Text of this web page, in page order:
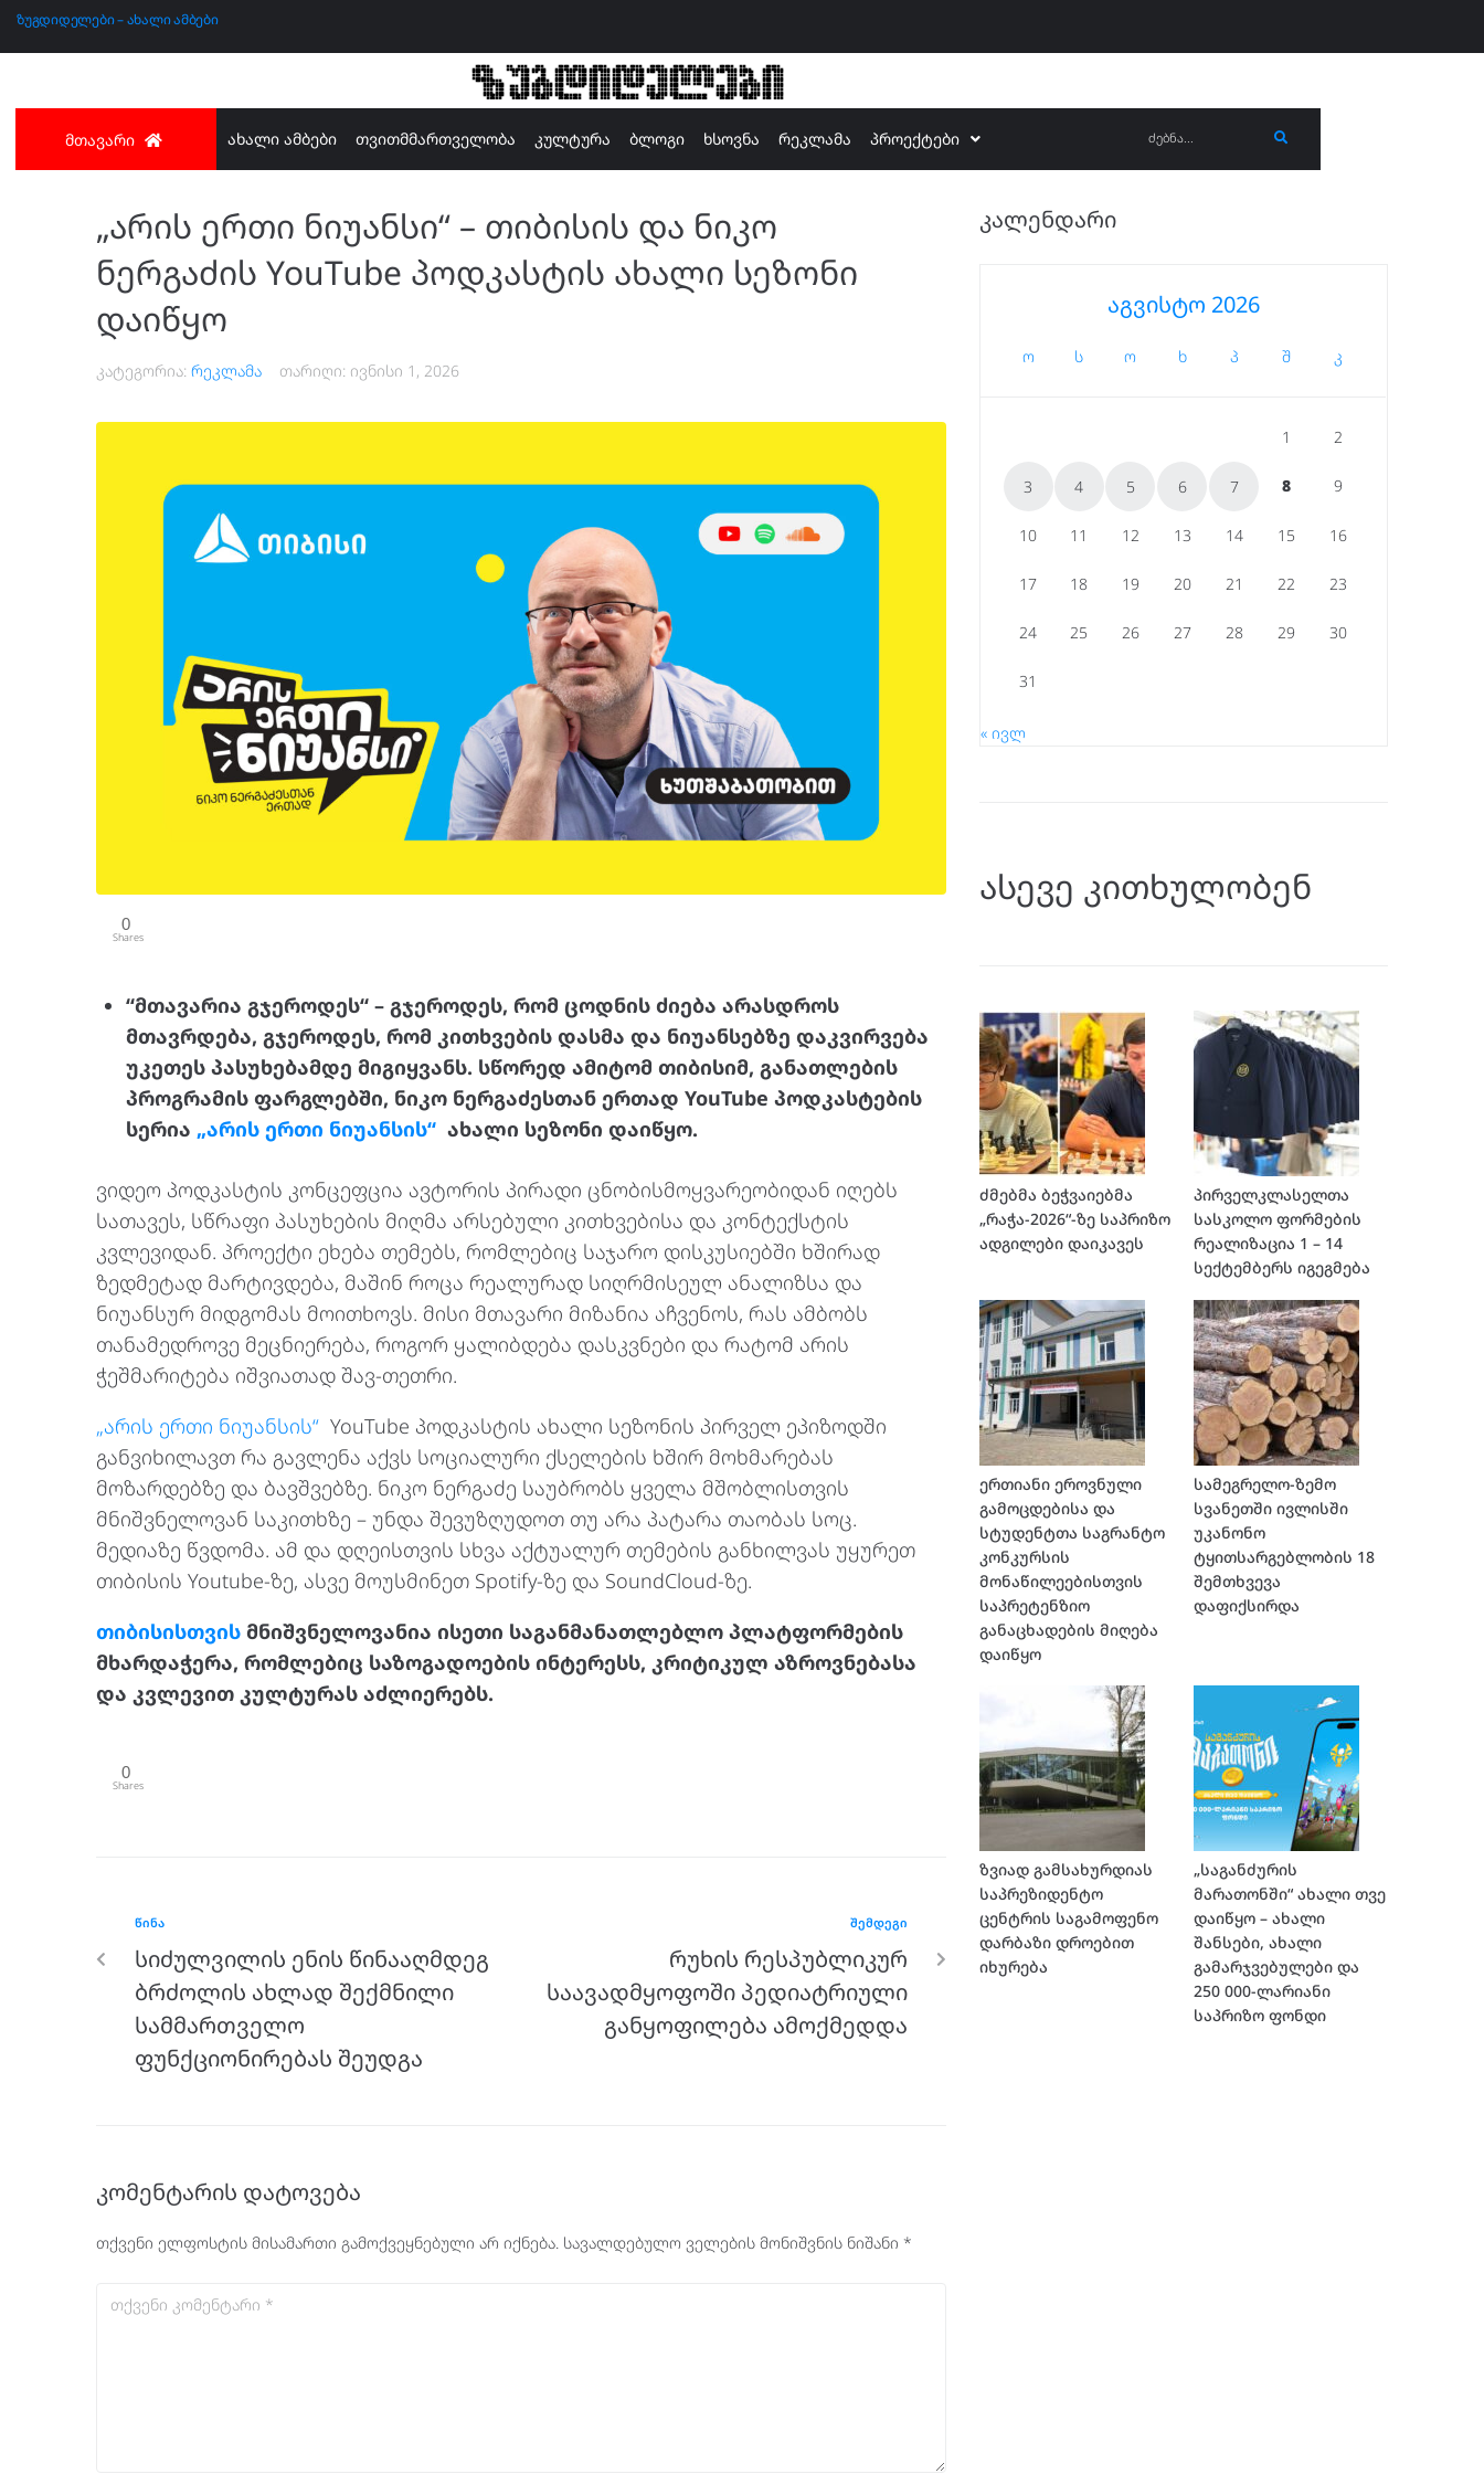
ზუგდიდელები – ახალი ამბები
ზუგდიდელები
მთავარი ახალი ამბები თვითმმართველობა კულტურა ბლოგი ხსოვნა რეკლამა პროექტები
„არის ერთი ნიუანსი“ – თიბისის და ნიკო
ნერგაძის YouTube პოდკასტის ახალი სეზონი
დაიწყო
კატეგორია: რეკლამა თარიღი: ივნისი 1, 2026
0
Shares
“მთავარია გჯეროდეს“ – გჯეროდეს, რომ ცოდნის ძიება არასდროს
მთავრდება, გჯეროდეს, რომ კითხვების დასმა და ნიუანსებზე დაკვირვება
უკეთეს პასუხებამდე მიგიყვანს. სწორედ ამიტომ თიბისიმ, განათლების
პროგრამის ფარგლებში, ნიკო ნერგაძესთან ერთად YouTube პოდკასტების
სერია „არის ერთი ნიუანსის“ ახალი სეზონი დაიწყო.
ვიდეო პოდკასტის კონცეფცია ავტორის პირადი ცნობისმოყვარეობიდან იღებს
სათავეს, სწრაფი პასუხების მიღმა არსებული კითხვებისა და კონტექსტის
კვლევიდან. პროექტი ეხება თემებს, რომლებიც საჯარო დისკუსიებში ხშირად
ზედმეტად მარტივდება, მაშინ როცა რეალურად სიღრმისეულ ანალიზსა და
ნიუანსურ მიდგომას მოითხოვს. მისი მთავარი მიზანია აჩვენოს, რას ამბობს
თანამედროვე მეცნიერება, როგორ ყალიბდება დასკვნები და რატომ არის
ჭეშმარიტება იშვიათად შავ-თეთრი.
„არის ერთი ნიუანსის“ YouTube პოდკასტის ახალი სეზონის პირველ ეპიზოდში
განვიხილავთ რა გავლენა აქვს სოციალური ქსელების ხშირ მოხმარებას
მოზარდებზე და ბავშვებზე. ნიკო ნერგაძე საუბრობს ყველა მშობლისთვის
მნიშვნელოვან საკითხზე – უნდა შევუზღუდოთ თუ არა პატარა თაობას სოც.
მედიაზე წვდომა. ამ და დღეისთვის სხვა აქტუალურ თემების განხილვას უყურეთ
თიბისის Youtube-ზე, ასვე მოუსმინეთ Spotify-ზე და SoundCloud-ზე.
თიბისისთვის მნიშვნელოვანია ისეთი საგანმანათლებლო პლატფორმების
მხარდაჭერა, რომლებიც საზოგადოების ინტერესს, კრიტიკულ აზროვნებასა
და კვლევით კულტურას აძლიერებს.
0
Shares
ᲬᲘᲜᲐ
სიძულვილის ენის წინააღმდეგ
ბრძოლის ახლად შექმნილი
სამმართველო
ფუნქციონირებას შეუდგა
ᲨᲔᲛᲓᲔᲒᲘ
რუხის რესპუბლიკურ
საავადმყოფოში პედიატრიული
განყოფილება ამოქმედდა
კომენტარის დატოვება
თქვენი ელფოსტის მისამართი გამოქვეყნებული არ იქნება. სავალდებულო ველების მონიშვნის ნიშანი *
ᲙᲐᲚᲔᲜᲓᲐᲠᲘ
აგვისტო 2026
ო ს ო ხ პ შ კ
1 2
3 4 5 6 7 8 9
10 11 12 13 14 15 16
17 18 19 20 21 22 23
24 25 26 27 28 29 30
31
« ივლ
ასევე კითხულობენ
ძმებმა ბეჭვაიებმა
„რაჭა-2026“-ზე საპრიზო
ადგილები დაიკავეს
პირველკლასელთა
სასკოლო ფორმების
რეალიზაცია 1 – 14
სექტემბერს იგეგმება
ერთიანი ეროვნული
გამოცდებისა და
სტუდენტთა საგრანტო
კონკურსის
მონაწილეებისთვის
საპრეტენზიო
განაცხადების მიღება
დაიწყო
სამეგრელო-ზემო
სვანეთში ივლისში
უკანონო
ტყითსარგებლობის 18
შემთხვევა
დაფიქსირდა
ზვიად გამსახურდიას
საპრეზიდენტო
ცენტრის საგამოფენო
დარბაზი დროებით
იხურება
„საგანძურის
მარათონში“ ახალი თვე
დაიწყო – ახალი
შანსები, ახალი
გამარჯვებულები და
250 000-ლარიანი
საპრიზო ფონდი